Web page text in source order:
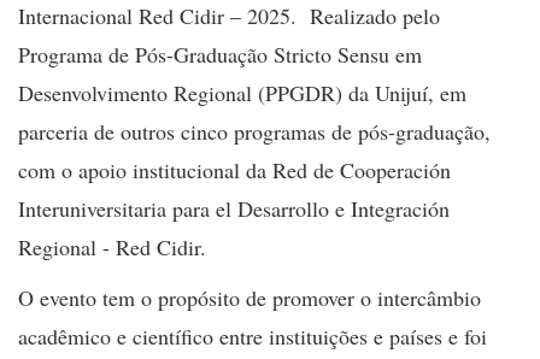
Internacional Red Cidir – 2025. Realizado pelo
Programa de Pós-Graduação Stricto Sensu em
Desenvolvimento Regional (PPGDR) da Unijuí, em
parceria de outros cinco programas de pós-graduação,
com o apoio institucional da Red de Cooperación
Interuniversitaria para el Desarrollo e Integración
Regional - Red Cidir.
O evento tem o propósito de promover o intercâmbio
acadêmico e científico entre instituições e países e foi